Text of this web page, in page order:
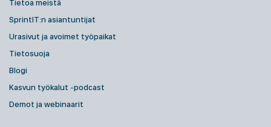
Tietoa meistä
SprintIT:n asiantuntijat
Urasivut ja avoimet työpaikat
Tietosuoja
Blogi
Kasvun työkalut -podcast
Demot ja webinaarit